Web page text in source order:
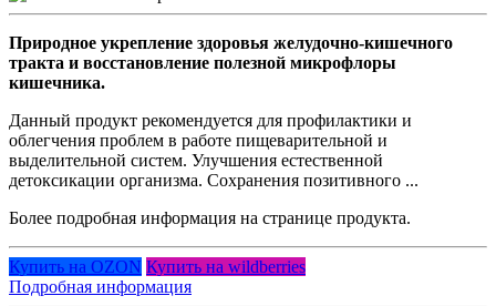
Природное укрепление здоровья желудочно-кишечного
тракта и восстановление полезной микрофлоры
кишечника.
Данный продукт рекомендуется для профилактики и
облегчения проблем в работе пищеварительной и
выделительной систем. Улучшения естественной
детоксикации организма. Сохранения позитивного ...
Более подробная информация на странице продукта.
Купить на OZON Купить на wildberries
Подробная информация